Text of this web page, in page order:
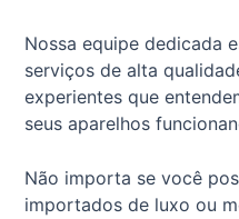
Nossa equipe dedicada
serviços de alta
experientes que
seus aparelhos
Não importa se você
importados de luxo ou